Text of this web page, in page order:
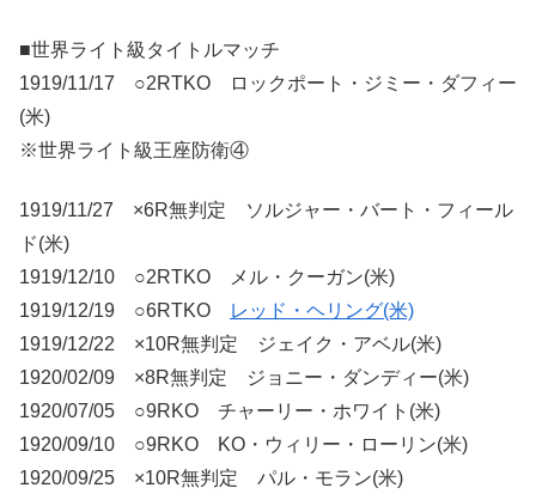
■世界ライト級タイトルマッチ
1919/11/17 ○2RTKO ロックポート・ジミー・ダフィー
(米)
※世界ライト級王座防衛④
1919/11/27 ×6R無判定 ソルジャー・バート・フィール
ド(米)
1919/12/10 ○2RTKO メル・クーガン(米)
1919/12/19 ○6RTKO
レッド・ヘリング(米)
1919/12/22 ×10R無判定 ジェイク・アベル(米)
1920/02/09 ×8R無判定 ジョニー・ダンディー(米)
1920/07/05 ○9RKO チャーリー・ホワイト(米)
1920/09/10 ○9RKO KO・ウィリー・ローリン(米)
1920/09/25 ×10R無判定 パル・モラン(米)